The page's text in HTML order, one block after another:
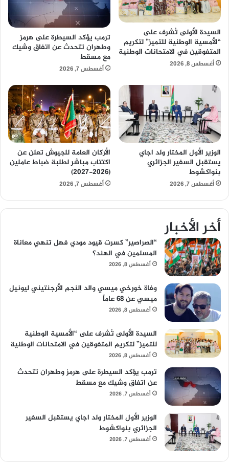
السيدة الأولى تُشرف على
“الأمسية الوطنية للتميز” لتكريم
المتفوقين في الامتحانات الوطنية
أغسطس 8, 2026
ترمب يؤكد السيطرة على هرمز
وطهران تتحدث عن اتفاق وشيك
مع مسقط
أغسطس 7, 2026
الوزير الأول المختار ولد اجاي
يستقبل السفير الجزائري
بنواكشوط
أغسطس 7, 2026
الأركان العامة للجيوش تعلن عن
اكتتاب مباشر لطلبة ضباط عاملين
(2026-2027)
أغسطس 7, 2026
أخر الأخبار
“الصراصير” كسرت قيود مودي فهل تنهي معاناة
المسلمين في الهند؟
أغسطس 8, 2026
وفاة خورخي ميسي والد النجم الأرجنتيني ليونيل
ميسي عن 68 عاماً
أغسطس 8, 2026
السيدة الأولى تُشرف على “الأمسية الوطنية
للتميز” لتكريم المتفوقين في الامتحانات الوطنية
أغسطس 8, 2026
ترمب يؤكد السيطرة على هرمز وطهران تتحدث
عن اتفاق وشيك مع مسقط
أغسطس 7, 2026
الوزير الأول المختار ولد اجاي يستقبل السفير
الجزائري بنواكشوط
أغسطس 7, 2026